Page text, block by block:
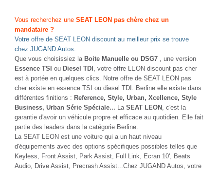
Vous recherchez une SEAT LEON pas chère chez un
mandataire ?
Votre offre de SEAT LEON discount au meilleur prix se trouve
chez JUGAND Autos.
Que vous choisissiez la Boite Manuelle ou DSG7 , une version
Essence TSI ou Diesel TDI
, votre offre LEON discount pas cher
est à portée en quelques clics. Notre offre de SEAT LEON pas
cher existe en essence TSI ou diesel TDI. Berline elle existe dans
différentes finitions : Reference, Style, Urban, Xcellence, Style
Business, Urban Série Spéciale...
La SEAT LEON
, c'est la
garantie d'avoir un véhicule propre et efficace au quotidien. Elle fait
partie des leaders dans la catégorie Berline.
La SEAT LEON est une voiture qui a un haut niveau
d'équipements avec des options spécifiques possibles telles que
Keyless, Front Assist, Park Assist, Full Link, Ecran 10', Beats
Audio, Drive Assist, Precrash Assist...Chez JUGAND Autos, votre